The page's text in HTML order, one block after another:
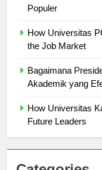
Universitas di
How Universitas
Bagaimana
How Universitas